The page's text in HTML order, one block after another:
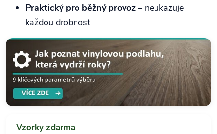
Praktický pro běžný provoz – neukazuje
každou drobnost
Vzorky zdarma